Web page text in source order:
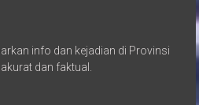
info dan kejadian di Provinsi
dan faktual.